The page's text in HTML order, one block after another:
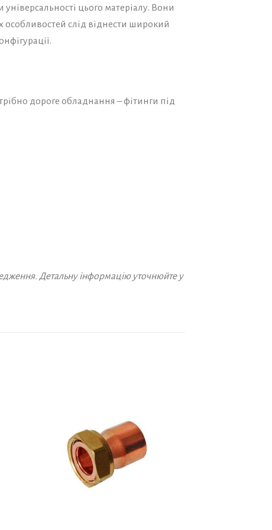
цього матеріалу. Вони
особливостей слід віднести широкий
дороге обладнання – фітинги під
Детальну інформацію уточнюйте у